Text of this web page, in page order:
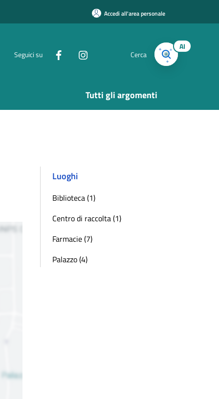
Accedi all'area personale
Seguici su Cerca
AI
Tutti gli argomenti
Luoghi
Biblioteca (1)
Centro di raccolta (1)
Farmacie (7)
Palazzo (4)